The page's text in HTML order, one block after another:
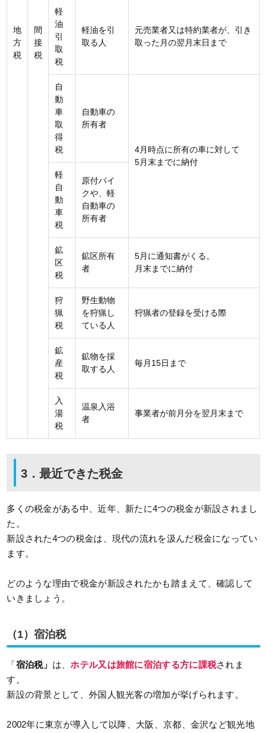
地
方
税
間
接
税
軽
油
引
取
税
軽油を引
取る人
元売業者又は特約業者が、引き
取った月の翌月末日まで
自
動
車
取
得
税
自動車の
所有者
4月時点に所有の車に対して
5月末までに納付
軽
自
動
車
税
原付バイ
クや、軽
自動車の
所有者
鉱
区
税
鉱区所有
者
5月に通知書がくる。
月末までに納付
狩
猟
税
野生動物
を狩猟し
ている人
狩猟者の登録を受ける際
鉱
産
税
鉱物を採
取する人
毎月15日まで
入
湯
税
温泉入浴
者
事業者が前月分を翌月末まで
3．最近できた税金
多くの税金がある中、近年、新たに4つの税金が新設されまし
た。
新設された4つの税金は、現代の流れを汲んだ税金になってい
ます。
どのような理由で税金が新設されたかも踏まえて、確認して
いきましょう。
（1）宿泊税
「宿泊税」 は、ホテル又は旅館に宿泊する方に課税されま
す。
新設の背景として、外国人観光客の増加が挙げられます。
2002年に東京が導入して以降、大阪、京都、金沢など観光地